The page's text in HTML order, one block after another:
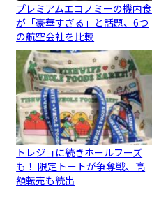
プレミアムエコノミーの機内食
が「豪華すぎる」と話題、6つ
の航空会社を比較
トレジョに続きホールフーズ
も！ 限定トートが争奪戦、高
額転売も続出